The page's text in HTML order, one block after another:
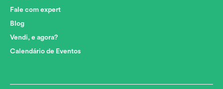
Fale com expert
Blog
Vendi, e agora?
Calendário de Eventos